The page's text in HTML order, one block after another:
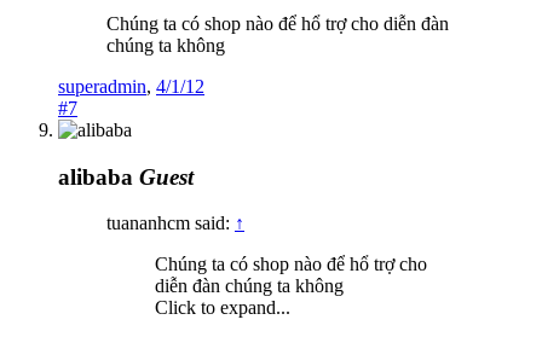
Chúng ta có shop nào để hổ trợ cho diễn đàn
chúng ta không
superadmin, 4/1/12
#7
alibaba Guest
tuananhcm said: ↑
Chúng ta có shop nào để hổ trợ cho
diễn đàn chúng ta không
Click to expand...